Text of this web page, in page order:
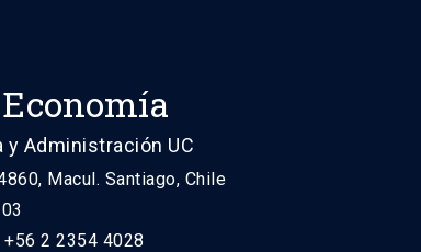
y Administración UC
Macul. Santiago, Chile
2 2354 4028